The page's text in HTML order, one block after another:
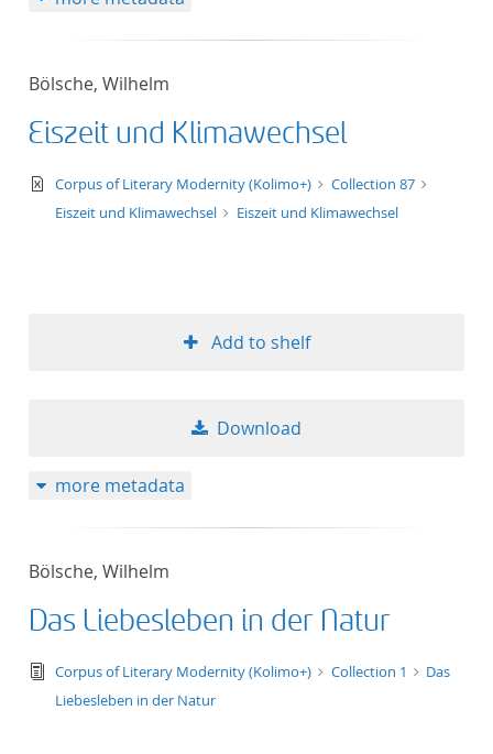
Bölsche, Wilhelm
Eiszeit und Klimawechsel
text/xml
Corpus of Literary Modernity (Kolimo+)
Collection 87
Eiszeit und Klimawechsel
Eiszeit und Klimawechsel
Add to shelf
Download
more metadata
Bölsche, Wilhelm
Das Liebesleben in der Natur
text/tg.edition+tg.aggregation+xml
Corpus of Literary Modernity (Kolimo+) Collection 1
Das
Liebesleben in der Natur